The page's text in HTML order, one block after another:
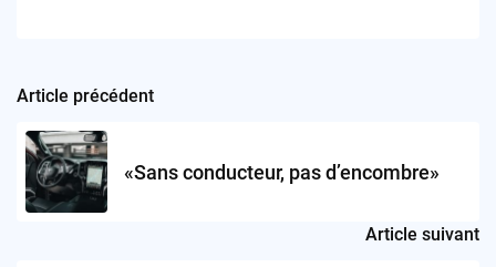
Post
navigation
Article précédent
«Sans conducteur, pas d’encombre»
Article suivant